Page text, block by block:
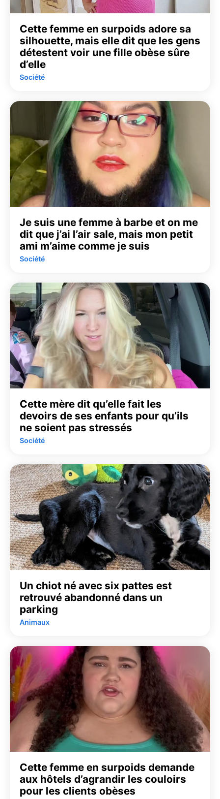
Cette femme en surpoids adore sa
silhouette, mais elle dit que les gens
détestent voir une fille obèse sûre
d’elle
Société
Je suis une femme à barbe et on me
dit que j’ai l’air sale, mais mon petit
ami m’aime comme je suis
Société
Cette mère dit qu’elle fait les
devoirs de ses enfants pour qu’ils
ne soient pas stressés
Société
Un chiot né avec six pattes est
retrouvé abandonné dans un
parking
Animaux
Cette femme en surpoids demande
aux hôtels d’agrandir les couloirs
pour les clients obèses